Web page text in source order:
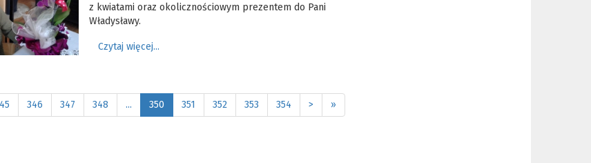
z kwiatami oraz okolicznościowym prezentem do Pani
Władysławy.
Czytaj więcej...
346 347 348 ... 350 351 352 353 354 > »